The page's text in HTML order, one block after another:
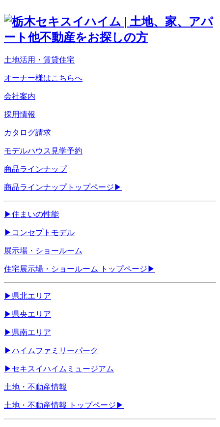
土地活用・賃貸住宅
オーナー様はこちらへ
会社案内
採用情報
カタログ請求
モデルハウス見学予約
商品ラインナップ
商品ラインナップトップページ ▶
▶住まいの性能
▶ コンセプトモデル
展示場・ショールーム
住宅展示場・ショールーム トップページ ▶
▶ 県北エリア
▶ 県央エリア
▶ 県南エリア
▶ハイムファミリーパーク
▶ セキスイハイムミュージアム
土地・不動産情報
土地・不動産情報 トップページ ▶